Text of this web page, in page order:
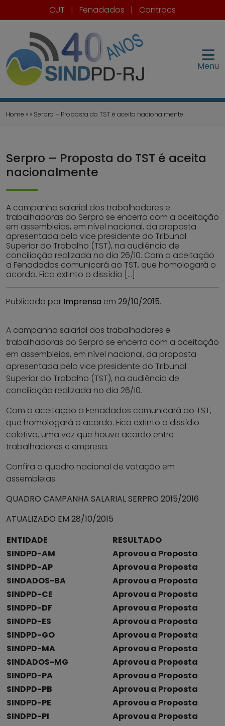
CUT | Fenadados | Contracs
Menu
Home » » Serpro – Proposta do TST é aceita nacionalmente
Serpro – Proposta do TST é aceita
nacionalmente
A campanha salarial dos trabalhadores e
trabalhadoras do Serpro se encerra com a aceitação
em assembleias, em nível nacional, da proposta
apresentada pelo vice presidente do Tribunal
Superior do Trabalho (TST), na audiência de
conciliação realizada no dia 26/10. Com a aceitação
a Fenadados comunicará ao TST, que homologará o
acordo. Fica extinto o dissídio […]
Publicado por Imprensa em 29/10/2015.
A campanha salarial dos trabalhadores e
trabalhadoras do Serpro se encerra com a aceitação
em assembleias, em nível nacional, da proposta
apresentada pelo vice presidente do Tribunal
Superior do Trabalho (TST), na audiência de
conciliação realizada no dia 26/10.
Com a aceitação a Fenadados comunicará ao TST,
que homologará o acordo. Fica extinto o dissídio
coletivo, uma vez que houve acordo entre
trabalhadores e empresa.
Confira o quadro nacional de votação em
assembleias
QUADRO CAMPANHA SALARIAL SERPRO 2015/2016
ATUALIZADO EM 28/10/2015
ENTIDADE
RESULTADO
SINDPD-AM
Aprovou a Proposta
SINDPD-AP
Aprovou a Proposta
SINDADOS-BA
Aprovou a Proposta
SINDPD-CE
Aprovou a Proposta
SINDPD-DF
Aprovou a Proposta
SINDPD-ES
Aprovou a Proposta
SINDPD-GO
Aprovou a Proposta
SINDPD-MA
Aprovou a Proposta
SINDADOS-MG
Aprovou a Proposta
SINDPD-PA
Aprovou a Proposta
SINDPD-PB
Aprovou a Proposta
SINDPD-PE
Aprovou a Proposta
SINDPD-PI
Aprovou a Proposta